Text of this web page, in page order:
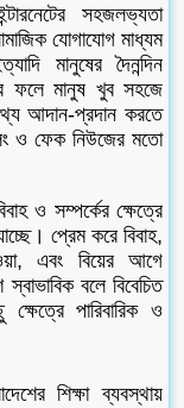
সহজলভ্যতা
যোগাযোগ মাধ্যম
মানুষের দৈনন্দিন
ফলে মানুষ খুব সহজে
আদান-প্রদান করতে
ও ফেক নিউজের মতো
ও সম্পর্কের ক্ষেত্রে
প্রেম করে বিবাহ,
এবং বিয়ের আগে
বলে বিবেচিত
পারিবারিক ও
শিক্ষা ব্যবস্থায়